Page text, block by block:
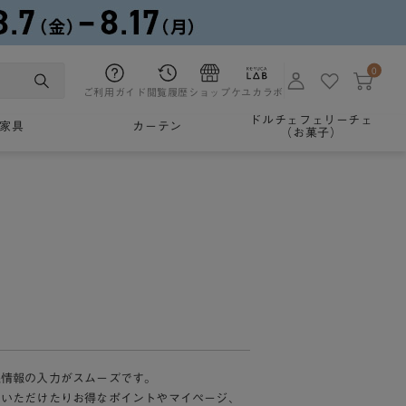
ご利用ガイド 閲覧履歴 ショップケユカラボ
0
家具 カーテン
ドルチェフェリーチェ
（お菓子）
報の入力がスムーズです。
ただけたりお得なポイントやマイページ、